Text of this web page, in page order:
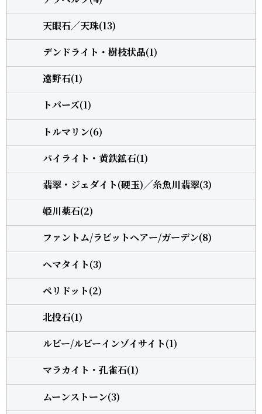
天眼石╱天珠(13)
デンドライト・樹枝状晶(1)
遠野石(1)
トパーズ(1)
トルマリン(6)
パイライト・黄鉄鉱石(1)
翡翠・ジェダイト(硬玉)╱糸魚川翡翠(3)
姫川薬石(2)
ファントム/ラビットヘアー/ガーデン(8)
ヘマタイト(3)
ペリドット(2)
北投石(1)
ルビー/ルビーインゾイサイト(1)
マラカイト・孔雀石(1)
ムーンストーン(3)